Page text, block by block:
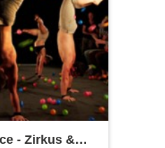
- Zirkus &